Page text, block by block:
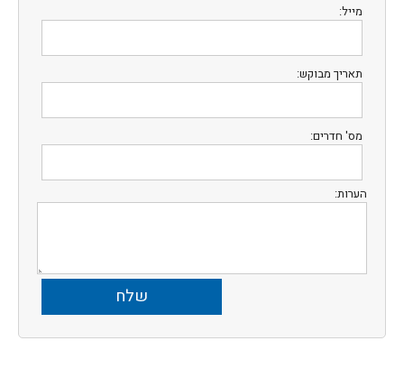
מייל:
תאריך מבוקש:
מס' חדרים:
הערות: